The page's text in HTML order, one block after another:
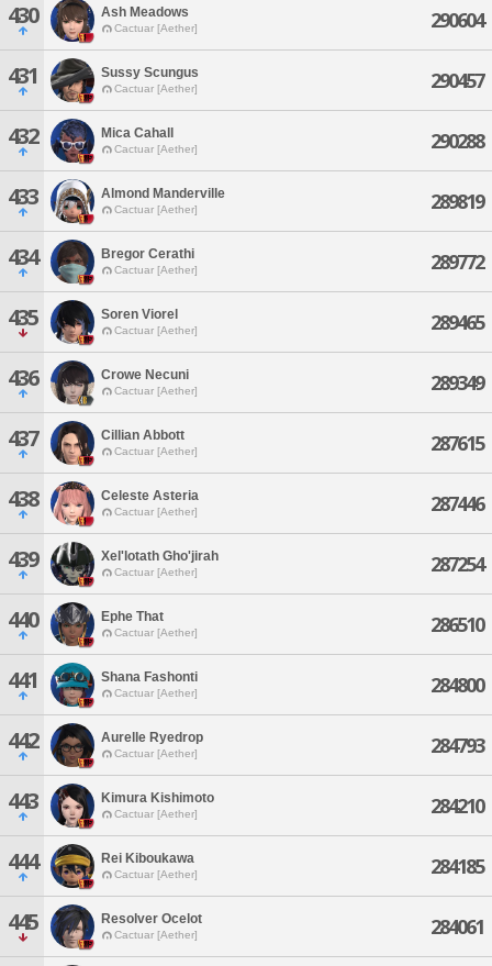
430 Ash Meadows
Cactuar [Aether] 290604
431 Sussy Scungus
Cactuar [Aether] 290457
432 Mica Cahall
Cactuar [Aether] 290288
433 Almond Manderville
Cactuar [Aether] 289819
434 Bregor Cerathi
Cactuar [Aether] 289772
435 Soren Viorel
Cactuar [Aether] 289465
436 Crowe Necuni
Cactuar [Aether] 289349
437 Cillian Abbott
Cactuar [Aether] 287615
438 Celeste Asteria
Cactuar [Aether] 287446
439 Xel'lotath Gho'jirah
Cactuar [Aether] 287254
440 Ephe That
Cactuar [Aether] 286510
441 Shana Fashonti
Cactuar [Aether] 284800
442 Aurelle Ryedrop
Cactuar [Aether] 284793
443 Kimura Kishimoto
Cactuar [Aether] 284210
444 Rei Kiboukawa
Cactuar [Aether] 284185
445 Resolver Ocelot
Cactuar [Aether] 284061